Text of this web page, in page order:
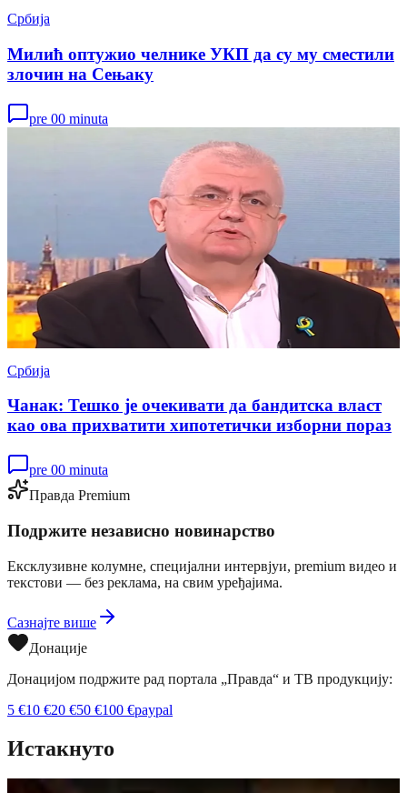
Србија
Милић оптужио челнике УКП да су му сместили
злочин на Сењаку
pre 00 minuta
Србија
Чанак: Тешко је очекивати да бандитска власт
као ова прихватити хипотетички изборни пораз
pre 00 minuta
Правда Premium
Подржите независно новинарство
Ексклузивне колумне, специјални интервјуи, premium видео и
текстови — без реклама, на свим уређајима.
Сазнајте више
Донације
Донацијом подржите рад портала „Правда“ и ТВ продукцију:
5 €10 €20 €50 €100 €paypal
Истакнуто